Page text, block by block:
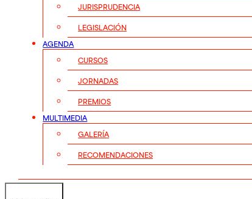
JURISPRUDENCIA
LEGISLACIÓN
AGENDA
CURSOS
JORNADAS
PREMIOS
MULTIMEDIA
GALERÍA
RECOMENDACIONES